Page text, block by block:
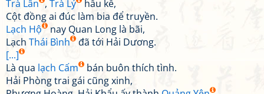
Trà Lân , Trà Lý
hầu kề,
Cột đồng ai đúc làm bia để truyền.
Lạch Hộ
nay Quan Long là bãi,
Lạch Thái Bình
đã tới Hải Dương.
[...]
Là qua lạch Cấm
bán buôn thích tình.
Hải Phòng trai gái cũng xinh,